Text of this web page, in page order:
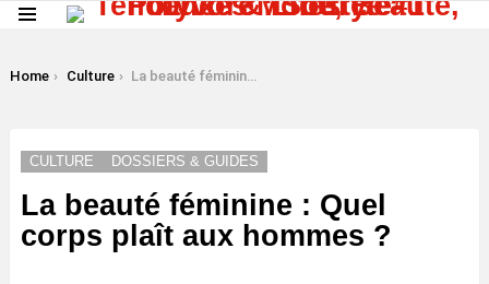
You are here:
Home Culture La beauté féminine : Quel corps plaît aux hommes ?
CULTURE DOSSIERS & GUIDES
La beauté féminine : Quel
corps plaît aux hommes ?